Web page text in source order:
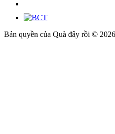
Bản quyền của Quà đây rồi © 2026